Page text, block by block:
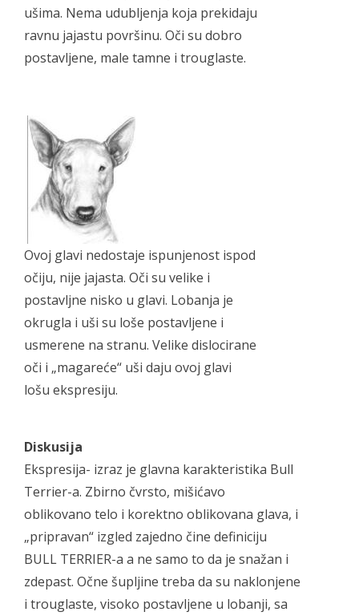
ušima. Nema udubljenja koja prekidaju
ravnu jajastu površinu. Oči su dobro
postavljene, male tamne i trouglaste.
Ovoj glavi nedostaje ispunjenost ispod
očiju, nije jajasta. Oči su velike i
postavljne nisko u glavi. Lobanja je
okrugla i uši su loše postavljene i
usmerene na stranu. Velike dislocirane
oči i „magareće“ uši daju ovoj glavi
lošu ekspresiju.
Diskusija
Ekspresija- izraz je glavna karakteristika Bull
Terrier-a. Zbirno čvrsto, mišićavo
oblikovano telo i korektno oblikovana glava, i
„pripravan“ izgled zajedno čine definiciju
BULL TERRIER-a a ne samo to da je snažan i
zdepast. Očne šupljine treba da su naklonjene
i trouglaste, visoko postavljene u lobanji, sa